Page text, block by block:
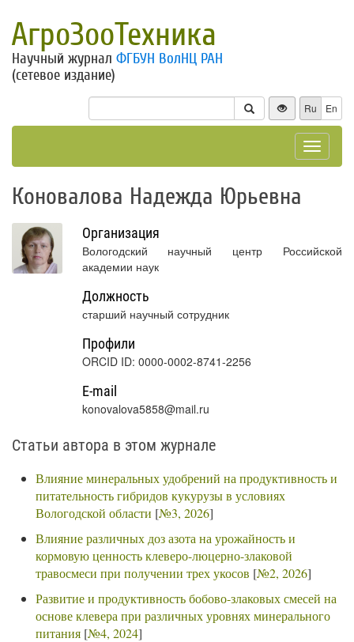
АгроЗооТехника
Научный журнал ФГБУН ВолНЦ РАН
(сетевое издание)
Ru En
Toggle
Коновалова Надежда Юрьевна
Организация
Вологодский научный центр Российской
академии наук
Должность
старший научный сотрудник
Профили
ORCID ID: 0000-0002-8741-2256
E-mail
konovalova5858@mail.ru
Статьи автора в этом журнале
Влияние минеральных удобрений на продуктивность и
питательность гибридов кукурузы в условиях
Вологодской области [№3, 2026]
Влияние различных доз азота на урожайность и
кормовую ценность клеверо-люцерно-злаковой
травосмеси при получении трех укосов [№2, 2026]
Развитие и продуктивность бобово-злаковых смесей на
основе клевера при различных уровнях минерального
питания [№4, 2024]